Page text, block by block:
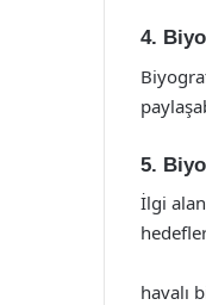
4.
5.
İlgi
havalı